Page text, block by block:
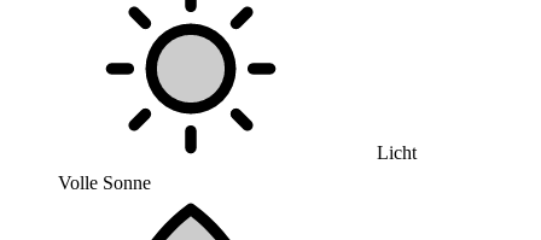
Licht
Volle Sonne